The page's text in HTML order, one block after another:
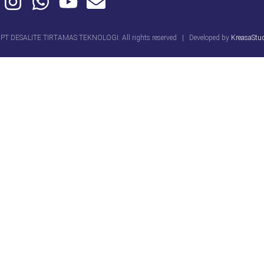
DESALITE TIRTAMAS TEKNOLOGI. All rights reserved | Developed by